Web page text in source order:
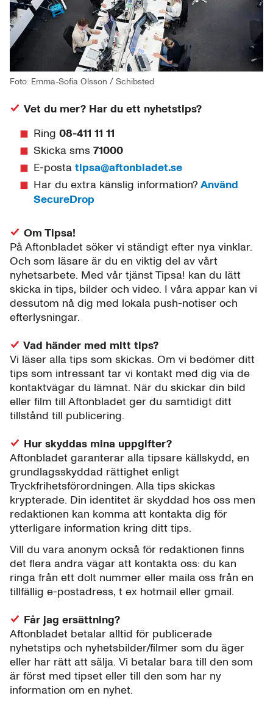
Foto: Emma-Sofia Olsson / Schibsted
Vet du mer? Har du ett nyhetstips?
Ring 08-411 11 11
Skicka sms 71000
E-posta tipsa@aftonbladet.se
Har du extra känslig information? Använd
SecureDrop
Om Tipsa!
På Aftonbladet söker vi ständigt efter nya vinklar.
Och som läsare är du en viktig del av vårt
nyhetsarbete. Med vår tjänst Tipsa! kan du lätt
skicka in tips, bilder och video. I våra appar kan vi
dessutom nå dig med lokala push-notiser och
efterlysningar.
Vad händer med mitt tips?
Vi läser alla tips som skickas. Om vi bedömer ditt
tips som intressant tar vi kontakt med dig via de
kontaktvägar du lämnat. När du skickar din bild
eller film till Aftonbladet ger du samtidigt ditt
tillstånd till publicering.
Hur skyddas mina uppgifter?
Aftonbladet garanterar alla tipsare källskydd, en
grundlagsskyddad rättighet enligt
Tryckfrihetsförordningen. Alla tips skickas
krypterade. Din identitet är skyddad hos oss men
redaktionen kan komma att kontakta dig för
ytterligare information kring ditt tips.
Vill du vara anonym också för redaktionen finns
det flera andra vägar att kontakta oss: du kan
ringa från ett dolt nummer eller maila oss från en
tillfällig e-postadress, t ex hotmail eller gmail.
Får jag ersättning?
Aftonbladet betalar alltid för publicerade
nyhetstips och nyhetsbilder/filmer som du äger
eller har rätt att sälja. Vi betalar bara till den som
är först med tipset eller till den som har ny
information om en nyhet.